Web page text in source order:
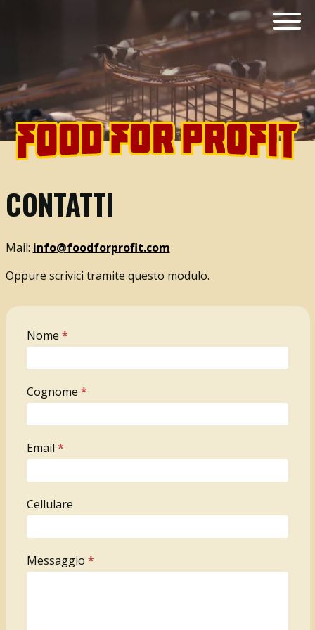
CONTATTI
Mail: info@foodforprofit.com
Oppure scrivici tramite questo modulo.
Contact
Us
Nome *
Cognome *
Email *
Cellulare
Messaggio *